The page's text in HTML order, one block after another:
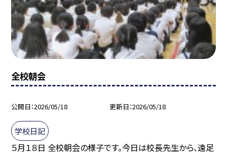
全校朝会
公開日 2026/05/18 更新日 2026/05/18
学校日記
５月１８日 全校朝会の様子です。今日は校長先生から、遠足